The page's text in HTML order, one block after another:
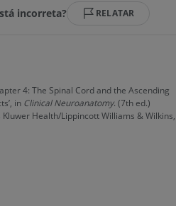
incorreta? RELATAR
4: The Spinal Cord and the Ascending
in Clinical Neuroanatomy. (7th ed.)
Health/Lippincott Williams & Wilkins,